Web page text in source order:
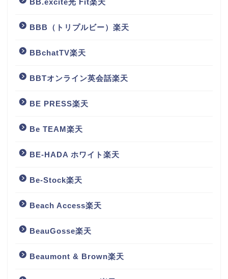
BBB（トリプルビー）楽天
BBchatTV楽天
BBTオンライン英会話楽天
BE PRESS楽天
Be TEAM楽天
BE-HADA ホワイト楽天
Be-Stock楽天
Beach Access楽天
BeauGosse楽天
Beaumont & Brown楽天